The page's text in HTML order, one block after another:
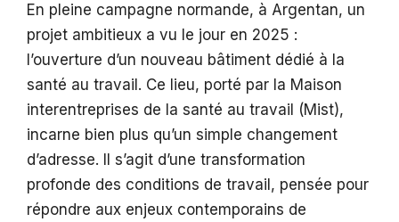
En pleine campagne normande, à Argentan, un
projet ambitieux a vu le jour en 2025 :
l’ouverture d’un nouveau bâtiment dédié à la
santé au travail. Ce lieu, porté par la Maison
interentreprises de la santé au travail (Mist),
incarne bien plus qu’un simple changement
d’adresse. Il s’agit d’une transformation
profonde des conditions de travail, pensée pour
répondre aux enjeux contemporains de